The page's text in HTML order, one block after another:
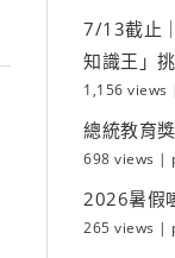
7/13截止
知識王」
1,156 views
總統教育
698 views |
2026暑假
265 views |